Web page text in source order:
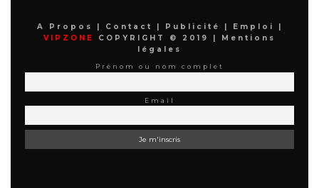
A Propos Contact Publicité Emploi
VIPZONE
COPYRIGHT © 2019 |
Mentions
légales
Prénom ou nom complet
Email